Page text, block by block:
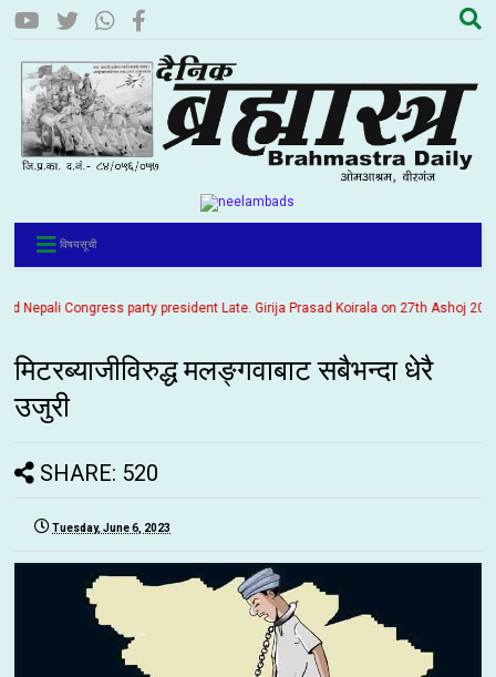
विषयसूची
Congress party president Late. Girija Prasad Koirala on 27th Ashoj
मिटरब्याजीविरुद्ध मलङ्गवाबाट सबैभन्दा धेरै
उजुरी
SHARE: 520
Tuesday, June 6, 2023